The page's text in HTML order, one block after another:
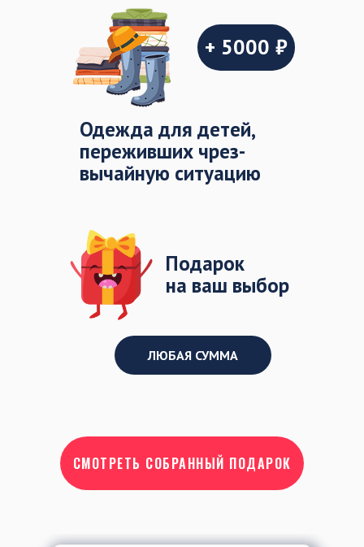
Одежда для детей,
переживших чрез-
вычайную ситуацию
Подарок
на ваш выбор
СМОТРЕТЬ СОБРАННЫЙ ПОДАРОК
ЛЮБАЯ СУММА
+ 5000 ₽